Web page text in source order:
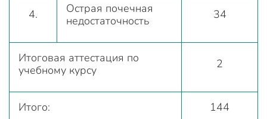
4.
Острая почечная
недостаточность
34
Итоговая аттестация по
учебному курсу
2
Итого: 144